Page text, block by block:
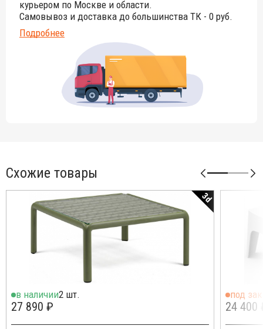
курьером по Москве и области.
Самовывоз и доставка до большинства ТК - 0 руб.
Подробнее
Схожие товары
3d
в наличии2 шт.
27 890 ₽
под
24 400